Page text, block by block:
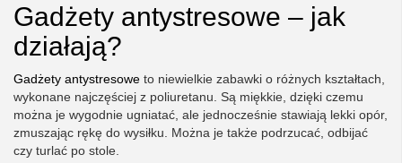
Gadżety antystresowe – jak
działają?
Gadżety antystresowe to niewielkie zabawki o różnych kształtach,
wykonane najczęściej z poliuretanu. Są miękkie, dzięki czemu
można je wygodnie ugniatać, ale jednocześnie stawiają lekki opór,
zmuszając rękę do wysiłku. Można je także podrzucać, odbijać
czy turlać po stole.